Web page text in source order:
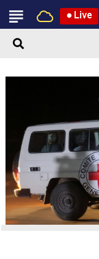
● Live